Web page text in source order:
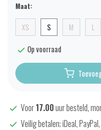
Maat:
XS S M L
Op voorraad
Voor17.00uur besteld,
Veilig betalen; iDeal,